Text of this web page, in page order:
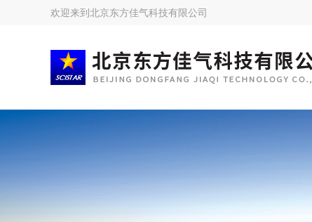
欢迎来到 北京东方佳气科技有限公司